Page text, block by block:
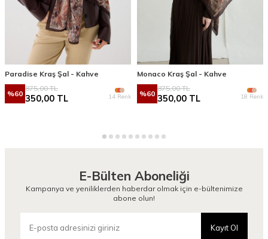
Paradise Kraş Şal - Kahve
%60
875,00TL
350,00 TL 14 Renk
Monaco Kraş Şal - Kahve
%60
875,00TL
350,00 TL 18 Renk
E-Bülten Aboneliği
Kampanya ve yeniliklerden haberdar olmak için e-bültenimize
abone olun!
Kayıt Ol